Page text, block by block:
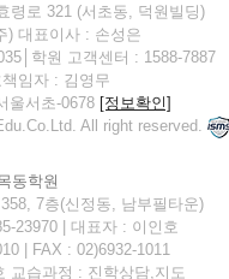
령로 321 (서초동, 덕원빌딩)
) 대표이사 : 손성은
학원 고객센터 : 1588-7887
임자 : 김영무
울서초-0678 [정보확인]
All right reserved.
동학원
7층(신정동, 남부필타운)
23970 | 대표자 : 이인호
| FAX : 02)6932-1011
교습과정 : 진학상담,지도